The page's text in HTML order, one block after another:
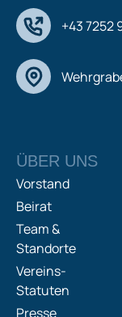
+43 7252
ÜBER UNS
Vorstand
Beirat
Team &
Standorte
Vereins-
Statuten
Presse